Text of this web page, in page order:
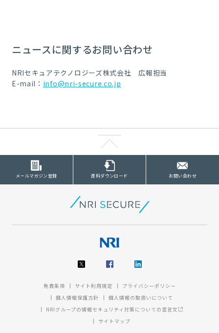
ニュースに関するお問い合わせ
NRIセキュアテクノロジーズ株式会社 広報担当
E-mail： info@nri-secure.co.jp
メールマガジン登録 資料ダウンロード お問い合わせ
免責条項 サイト利用規定
プライバシーポリシー
個人情報保護方針
個人情報の取扱いについて
NRIグループの情報セキュリティ対策についての宣言文
サイトマップ